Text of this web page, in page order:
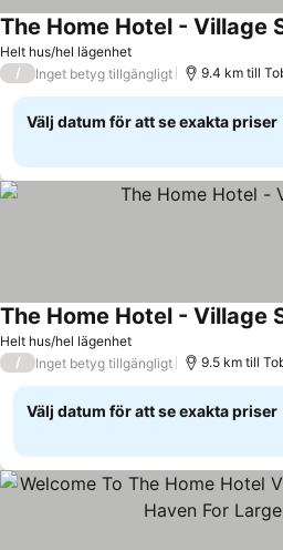
Helt hus/hel lägenhet
The Home Hotel - Village
/ Inget betyg tillgängligt 9.4 km till
Välj datum för att se exakta priser
Helt hus/hel lägenhet
The Home Hotel - Village
/ Inget betyg tillgängligt 9.5 km till
Välj datum för att se exakta priser